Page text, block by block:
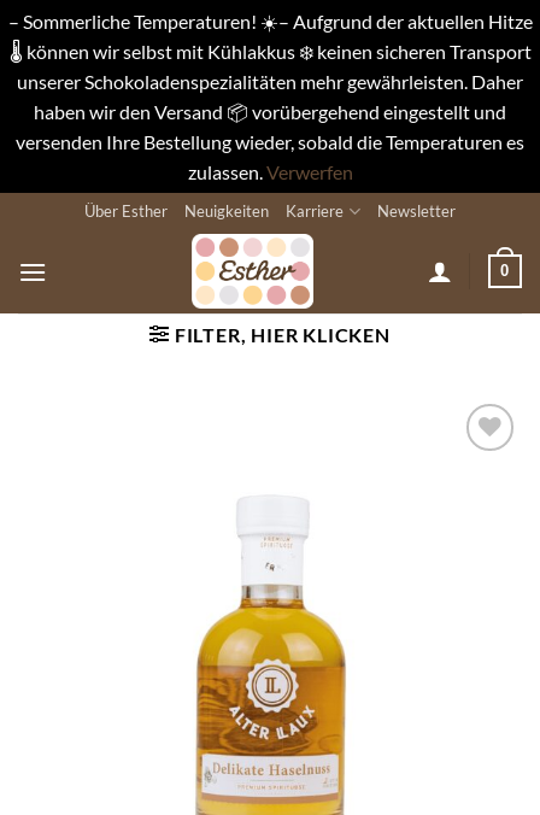
– Sommerliche Temperaturen! ☀️– Aufgrund der aktuellen Hitze
🌡️ können wir selbst mit Kühlakkus ❄️ keinen sicheren Transport
unserer Schokoladenspezialitäten mehr gewährleisten. Daher
haben wir den Versand 📦 vorübergehend eingestellt und
versenden Ihre Bestellung wieder, sobald die Temperaturen es
zulassen.Verwerfen
springen
Über Esther Neuigkeiten Karriere Newsletter
0
FILTER, HIER KLICKEN